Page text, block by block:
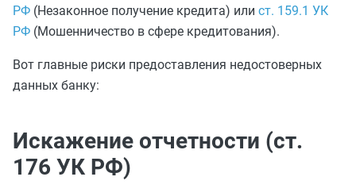
РФ (Незаконное получение кредита) или ст. 159.1 УК
РФ (Мошенничество в сфере кредитования).
Вот главные риски предоставления недостоверных
данных банку:
Искажение отчетности (ст.
176 УК РФ)